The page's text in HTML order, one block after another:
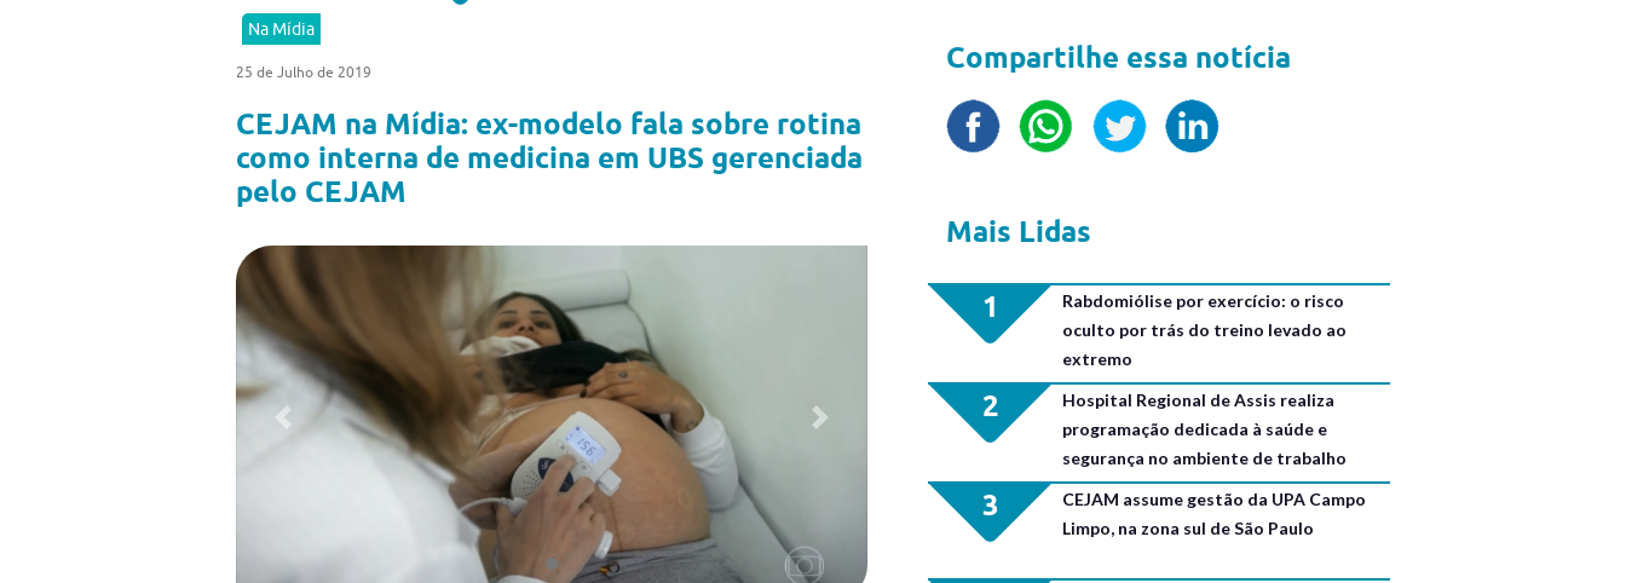
Na Mídia
25 de Julho de 2019
CEJAM na Mídia: ex-modelo fala sobre rotina
como interna de medicina em UBS gerenciada
pelo CEJAM
Previous Next
Compartilhe essa notícia
Mais Lidas
1
Rabdomiólise por exercício: o risco
oculto por trás do treino levado ao
extremo
2
Hospital Regional de Assis realiza
programação dedicada à saúde e
segurança no ambiente de trabalho
3
CEJAM assume gestão da UPA Campo
Limpo, na zona sul de São Paulo